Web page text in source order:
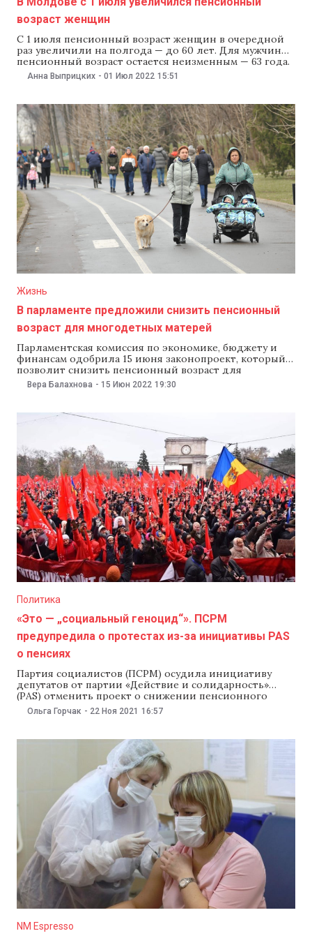
возраст женщин
С 1 июля пенсионный возраст женщин в очередной
раз увеличили на полгода — до 60 лет. Для мужчин
пенсионный возраст остается неизменным — 63 года.
Повышать возраст выхода на пенсию женщин в
Молдове начали с 2017 года, ежегодно увеличивая его
соцстрахования, увеличение пенсионного возраста
Анна Выприцких - 01 Июл 2022 15:51
Жизнь
В парламенте предложили снизить пенсионный
возраст для многодетных матерей
Парламентская комиссия по экономике, бюджету и
финансам одобрила 15 июня законопроект, который
позволит снизить пенсионный возраст для
многодетных матерей. Так, согласно проекту закона,
женщина, родившая и воспитавшая трех или четырех
стандартного пенсионного возраста, а женщина с
пятью и более детьми —
Вера Балахнова - 15 Июн 2022 19:30
Политика
«Это — „социальный геноцид“». ПСРМ
предупредила о протестах из-за инициативы PAS
о пенсиях
Партия социалистов (ПСРМ) осудила инициативу
депутатов от партии «Действие и солидарность»
(PAS) отменить проект о снижении пенсионного
возраста в стране, который должен вступить в силу с
2022 года. В ПСРМ 22 ноября предупредили, что, если
гражданами на протест. В ПСРМ назвали
законопроект PAS «антисоциальным,
Ольга Горчак - 22 Ноя 2021 16:57
NM Espresso